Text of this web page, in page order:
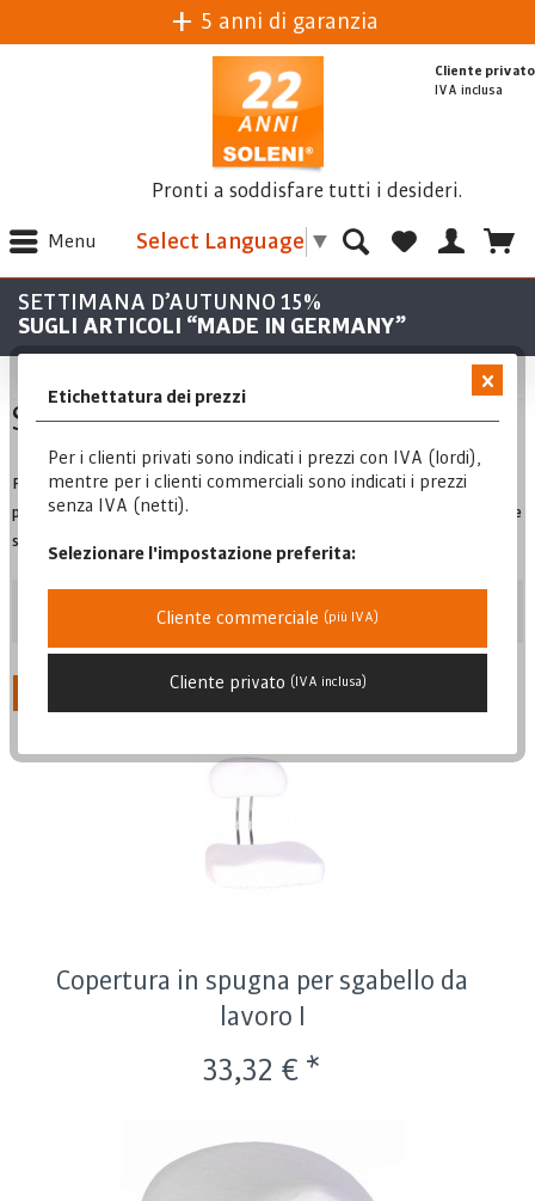
5 anni di garanzia
Pronti a soddisfare tutti i desideri.
Select Language ▼
Menu
Cliente privato
IVA inclusa
SETTIMANA D’AUTUNNO 15%
SUGLI ARTICOLI “MADE IN GERMANY”
Sgabello da lavoro
Per te che sei un parrucchiere, degli ottimi sgabelli da lavoro sono
particolarmente importanti. Con gli sgabelli da lavoro Soleni puoi contare
su un piacevole comfort di seduta e rendere il tuo...
Popolarità
Descrizione dell'articolo
2
Copertura in spugna per sgabello da
lavoro I
33,32 € *
Etichettatura dei prezzi
Per i clienti privati sono indicati i prezzi con IVA (lordi),
mentre per i clienti commerciali sono indicati i prezzi
senza IVA (netti).
Selezionare l'impostazione preferita:
Cliente commerciale (più IVA)
Cliente privato (IVA inclusa)